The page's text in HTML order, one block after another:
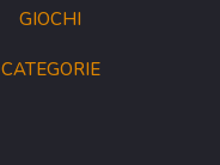
GIOCHI
CATEGORIE